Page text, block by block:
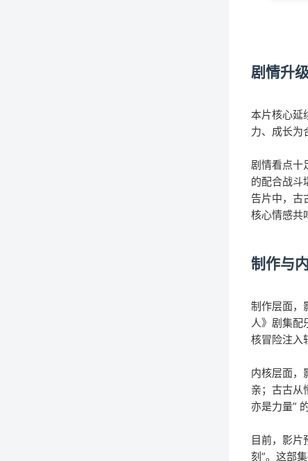
剧情升
本片核心延
力、成长为
剧情看点十
的配合战斗
告片中，古
核心情感共
制作与
制作层面，
人》剧集配
核冒险注入
内核层面，
亲；古古从
亦是力量”
目前，影片
刻”。这部